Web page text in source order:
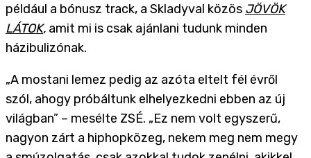
például a bónusz track, a Skladyval közös JÖVÖK
LÁTOK, amit mi is csak ajánlani tudunk minden
házibulizónak.
„A mostani lemez pedig az azóta eltelt fél évről
szól, ahogy próbáltunk elhelyezkedni ebben az új
világban” – mesélte ZSÉ. „Ez nem volt egyszerű,
nagyon zárt a hiphopközeg, nekem meg nem megy